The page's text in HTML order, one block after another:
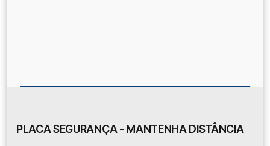
PLACA SEGURANÇA - MANTENHA DISTÂNCIA